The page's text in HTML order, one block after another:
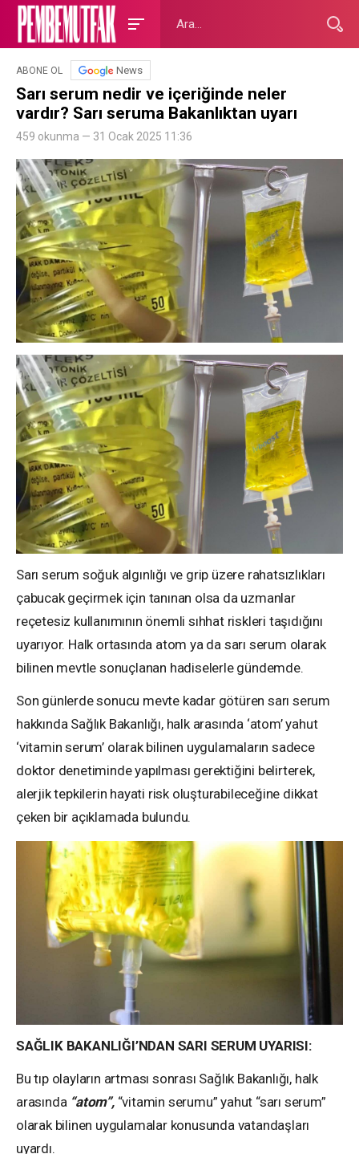
ABONE OL News
Sarı serum nedir ve içeriğinde neler
vardır? Sarı seruma Bakanlıktan uyarı
459 okunma — 31 Ocak 2025 11:36
Sarı serum soğuk algınlığı ve grip üzere rahatsızlıkları
çabucak geçirmek için tanınan olsa da uzmanlar
reçetesiz kullanımının önemli sıhhat riskleri taşıdığını
uyarıyor. Halk ortasında atom ya da sarı serum olarak
bilinen mevtle sonuçlanan hadiselerle gündemde.
Son günlerde sonucu mevte kadar götüren sarı serum
hakkında Sağlık Bakanlığı, halk arasında ‘atom’ yahut
‘vitamin serum’ olarak bilinen uygulamaların sadece
doktor denetiminde yapılması gerektiğini belirterek,
alerjik tepkilerin hayati risk oluşturabileceğine dikkat
çeken bir açıklamada bulundu.
SAĞLIK BAKANLIĞI’NDAN SARI SERUM UYARISI:
Bu tıp olayların artması sonrası Sağlık Bakanlığı, halk
arasında “atom”, “vitamin serumu” yahut “sarı serum”
olarak bilinen uygulamalar konusunda vatandaşları
uyardı.